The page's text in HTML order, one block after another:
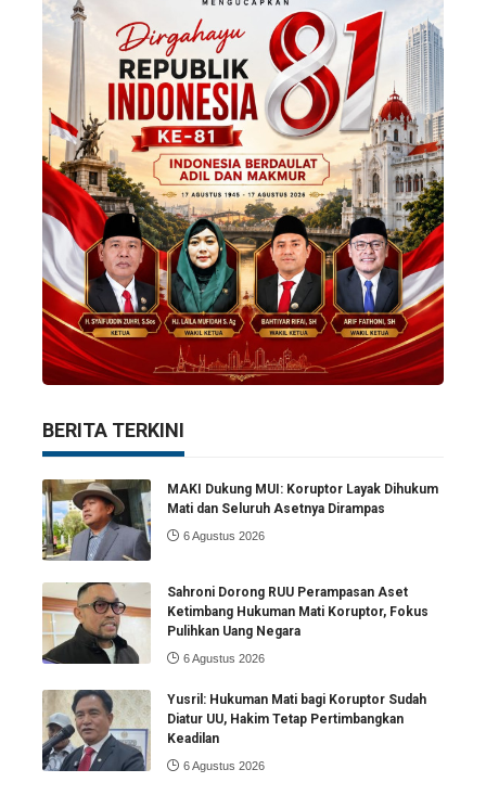
BERITA TERKINI
MAKI Dukung MUI: Koruptor Layak Dihukum
Mati dan Seluruh Asetnya Dirampas
6 Agustus 2026
Sahroni Dorong RUU Perampasan Aset
Ketimbang Hukuman Mati Koruptor, Fokus
Pulihkan Uang Negara
6 Agustus 2026
Yusril: Hukuman Mati bagi Koruptor Sudah
Diatur UU, Hakim Tetap Pertimbangkan
Keadilan
6 Agustus 2026